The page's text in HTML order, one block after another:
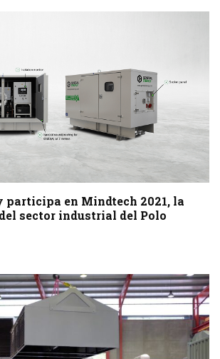
participa en Mindtech 2021, la
sector industrial del Polo